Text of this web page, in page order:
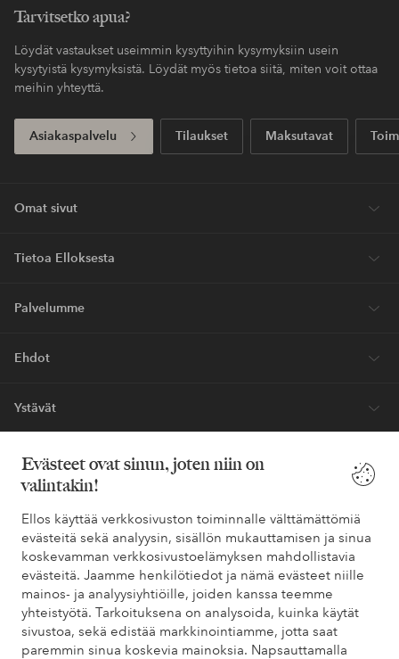
Evästeet ovat sinun, joten niin on
valintakin!
Ellos käyttää verkkosivuston toiminnalle välttämättömiä
evästeitä sekä analyysin, sisällön mukauttamisen ja sinua
koskevamman verkkosivustoelämyksen mahdollistavia
evästeitä. Jaamme henkilötiedot ja nämä evästeet niille
mainos- ja analyysiyhtiöille, joiden kanssa teemme
yhteistyötä. Tarkoituksena on analysoida, kuinka käytät
sivustoa, sekä edistää markkinointiamme, jotta saat
paremmin sinua koskevia mainoksia. Napsauttamalla
Tarvitsetko apua?
Löydät vastaukset useimmin kysyttyihin kysymyksiin usein
kysytyistä kysymyksistä. Löydät myös tietoa siitä, miten voit ottaa
meihin yhteyttä.
Asiakaspalvelu Tilaukset Maksutavat
Omat sivut
Tietoa Elloksesta
Palvelumme
Ehdot
Ystävät
Turvalliset maksut – maksa nyt tai erissä
Haluatko tietää
lisää maksuvaihtoehdoistamme
elpy elpy
Suomi - Valitse maa